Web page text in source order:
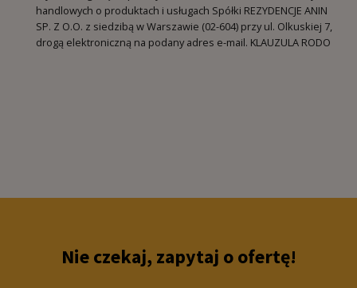
handlowych o produktach i usługach Spółki REZYDENCJE ANIN
SP. Z O.O. z siedzibą w Warszawie (02-604) przy ul. Olkuskiej 7,
drogą elektroniczną na podany adres e-mail. KLAUZULA RODO
Nie czekaj, zapytaj o ofertę!